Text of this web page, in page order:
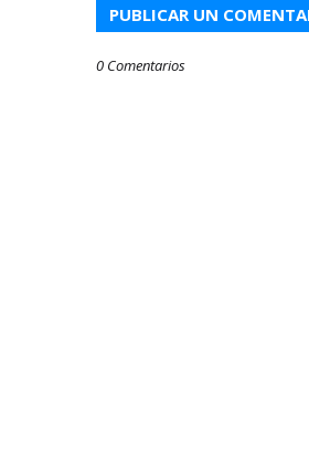
PUBLICAR UN
0 Comentarios